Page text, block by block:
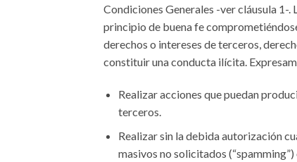
Condiciones Generales -ver cláusula 1-
principio de buena fe
derechos o intereses de terceros,
constituir una conducta ilícita.
Realizar acciones que puedan
terceros.
Realizar sin la debida autorización
masivos no solicitados